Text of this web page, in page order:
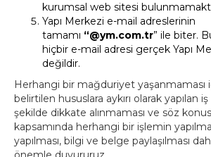
kurumsal web sitesi
Yapı Merkezi e-mail adreslerinin
tamamı “@ym.com.tr” ile biter.
hiçbir e-mail adresi gerçek Yapı
değildir.
Herhangi bir mağduriyet yaşanmaması
belirtilen hususlara aykırı olarak yapılan iş
şekilde dikkate alınmaması ve söz
kapsamında herhangi bir işlemin
yapılması, bilgi ve belge paylaşılması